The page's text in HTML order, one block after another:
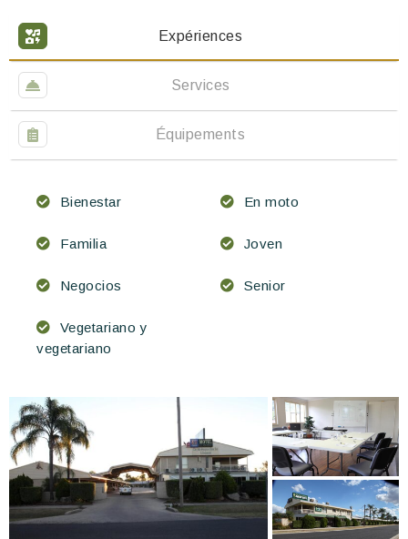
Expériences
Services
Équipements
Bienestar En moto
Familia Joven
Negocios Senior
Vegetariano y
vegetariano